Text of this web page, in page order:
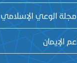
الوعي الإسلامي
الإيمان